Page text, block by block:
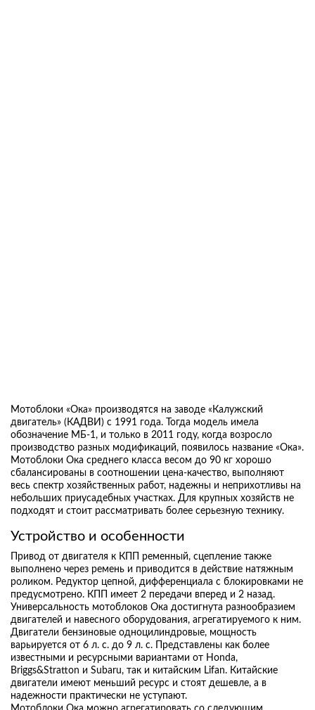
Мотоблоки «Ока» производятся на заводе «Калужский
двигатель» (КАДВИ) с 1991 года. Тогда модель имела
обозначение МБ-1, и только в 2011 году, когда возросло
производство разных модификаций, появилось название «Ока».
Мотоблоки Ока среднего класса весом до 90 кг хорошо
сбалансированы в соотношении цена-качество, выполняют
весь спектр хозяйственных работ, надежны и неприхотливы на
небольших приусадебных участках. Для крупных хозяйств не
подходят и стоит рассматривать более серьезную технику.
Устройство и особенности
Привод от двигателя к КПП ременный, сцепление также
выполнено через ремень и приводится в действие натяжным
роликом. Редуктор цепной, дифференциала с блокировками не
предусмотрено. КПП имеет 2 передачи вперед и 2 назад.
Универсальность мотоблоков Ока достигнута разнообразием
двигателей и навесного оборудования, агрегатируемого к ним.
Двигатели бензиновые одноцилиндровые, мощность
варьируется от 6 л. с. до 9 л. с. Представлены как более
известными и ресурсными вариантами от Honda,
Briggs&Stratton и Subaru, так и китайским Lifan. Китайские
двигатели имеют меньший ресурс и стоят дешевле, а в
надежности практически не уступают.